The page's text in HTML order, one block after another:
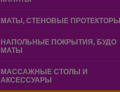
МАТЫ, СТЕНОВЫЕ ПРОТЕКТОРЫ
НАПОЛЬНЫЕ ПОКРЫТИЯ, БУДО
МАТЫ
МАССАЖНЫЕ СТОЛЫ И
АКСЕССУАРЫ